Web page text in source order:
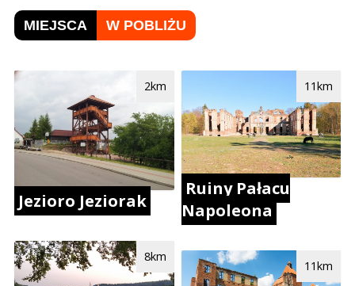
MIEJSCA W POBLIŻU
Jezioro Jeziorak
2km
8km
Ruiny Pałacu
Napoleona
11km
11km